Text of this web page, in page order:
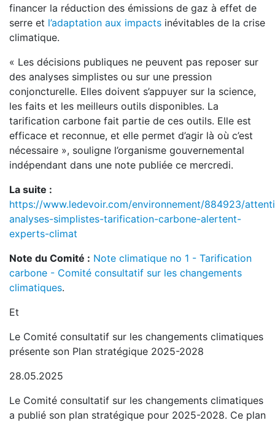
financer la réduction des émissions de gaz à effet de
serre et l’adaptation aux impacts inévitables de la crise
climatique.
« Les décisions publiques ne peuvent pas reposer sur
des analyses simplistes ou sur une pression
conjoncturelle. Elles doivent s’appuyer sur la science,
les faits et les meilleurs outils disponibles. La
tarification carbone fait partie de ces outils. Elle est
efficace et reconnue, et elle permet d’agir là où c’est
nécessaire », souligne l’organisme gouvernemental
indépendant dans une note publiée ce mercredi.
La suite :
https://www.ledevoir.com/environnement/884923/
analyses-simplistes-tarification-carbone-alertent-
experts-climat
Note du Comité : Note climatique no 1 - Tarification
carbone - Comité consultatif sur les changements
climatiques.
Et
Le Comité consultatif sur les changements climatiques
présente son Plan stratégique 2025-2028
28.05.2025
Le Comité consultatif sur les changements climatiques
a publié son plan stratégique pour 2025-2028. Ce plan